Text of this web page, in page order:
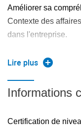
Améliorer sa
Contexte des
dans l'entreprise.
Cours IELTS:
Améliorer la
Gagner en riguer
point de vue, avec
Lire plus
Informations
Certification de